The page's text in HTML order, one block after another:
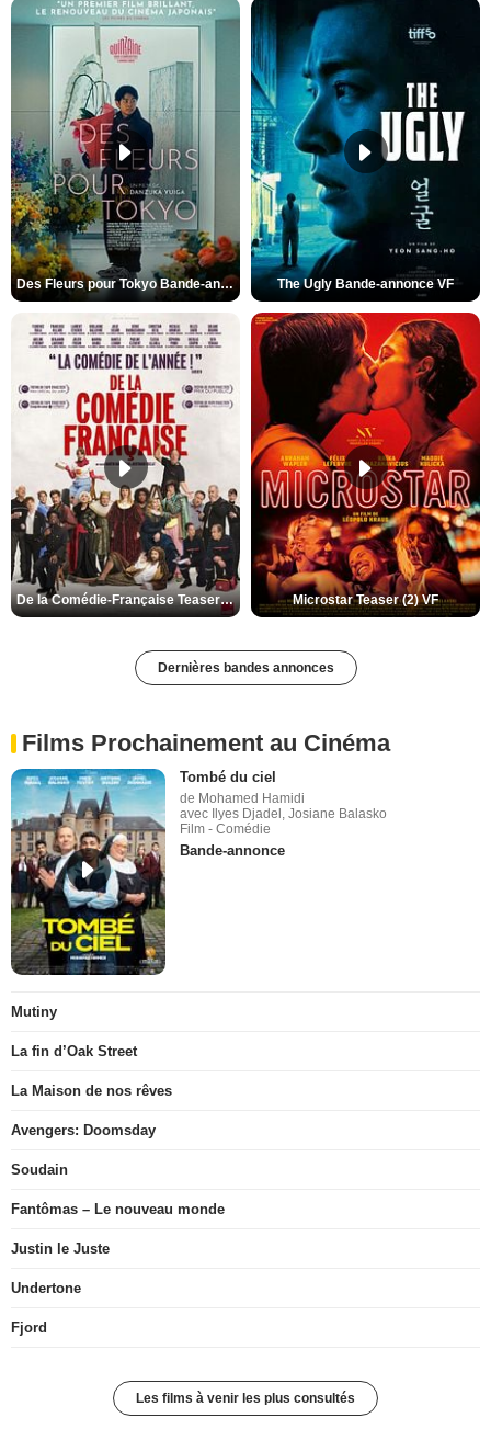
Des Fleurs pour Tokyo Bande-annonce VO STFR The Ugly Bande-annonce VF
De la Comédie-Française Teaser (3) VF Microstar Teaser (2) VF
Dernières bandes annonces
Films Prochainement au Cinéma
Tombé du ciel
de Mohamed Hamidi
avec Ilyes Djadel, Josiane Balasko
Film - Comédie
Bande-annonce
Mutiny
La fin d’Oak Street
La Maison de nos rêves
Avengers: Doomsday
Soudain
Fantômas – Le nouveau monde
Justin le Juste
Undertone
Fjord
Les films à venir les plus consultés